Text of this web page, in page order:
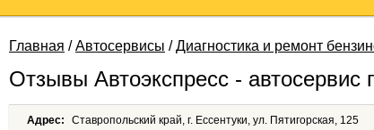
Главная /Автосервисы /Диагностика и ремонт
Отзывы Автоэкспресс - автосервис
Адрес:
Ставропольский край, г. Ессентуки, ул. Пятигорская, 125